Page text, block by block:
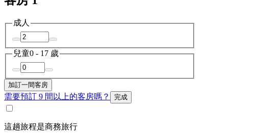
成人
兒童0 - 17 歲
加訂一間客房
需要預訂 9 間以上的客房嗎？ 完成
這趟旅程是商務旅行